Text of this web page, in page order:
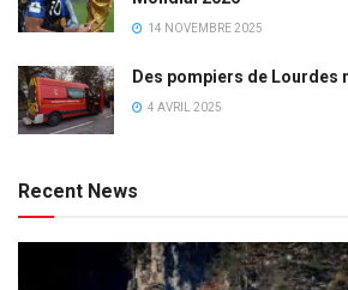
14 NOVEMBRE 2025
Des pompiers de Lourdes
4 AVRIL 2025
Recent News